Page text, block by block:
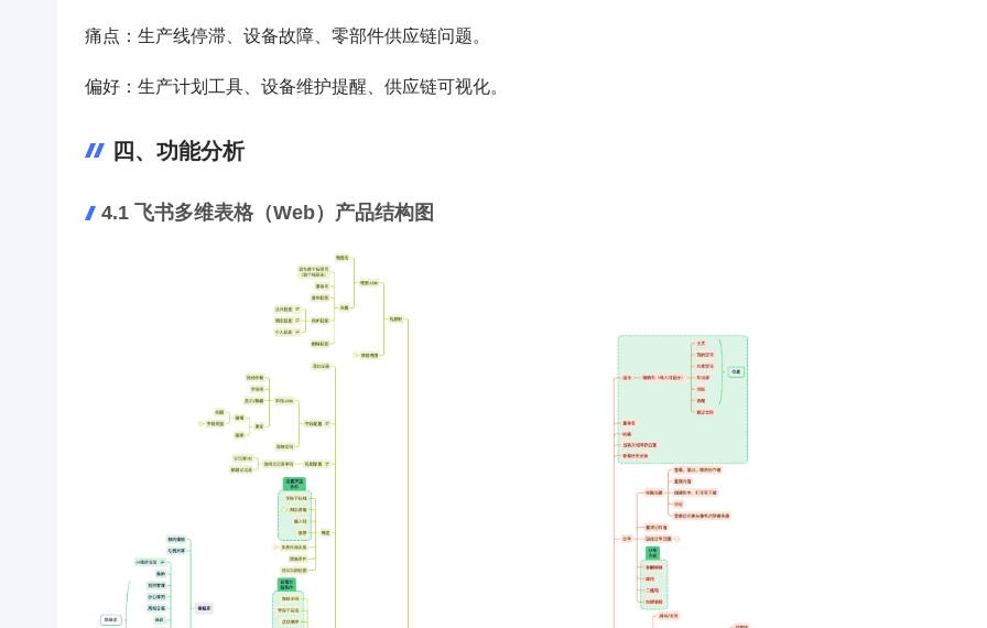
痛点：生产线停滞、设备故障、零部件供应链问题。
偏好：生产计划工具、设备维护提醒、供应链可视化。
四、功能分析
4.1 飞书多维表格（Web）产品结构图